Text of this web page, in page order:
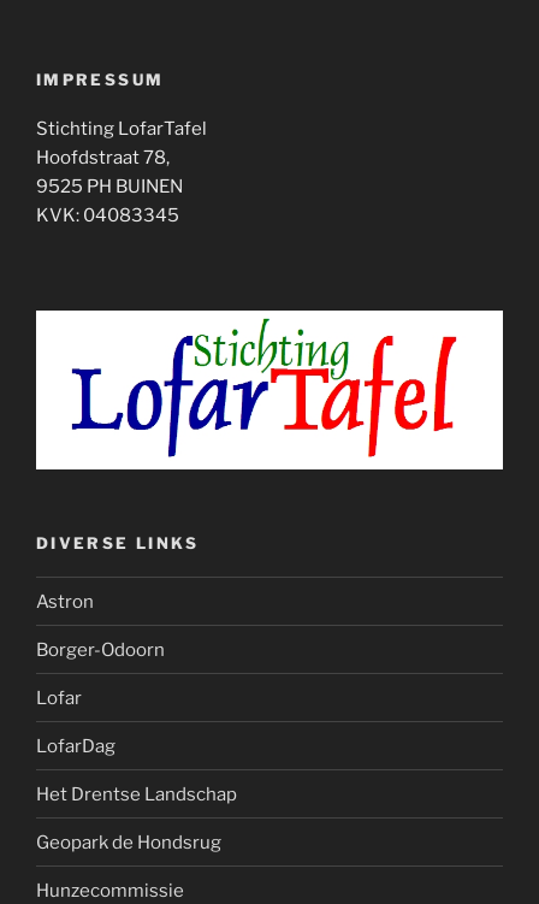
IMPRESSUM
Stichting LofarTafel
Hoofdstraat 78,
9525 PH BUINEN
KVK: 04083345
DIVERSE LINKS
Astron
Borger-Odoorn
Lofar
LofarDag
Het Drentse Landschap
Geopark de Hondsrug
Hunzecommissie